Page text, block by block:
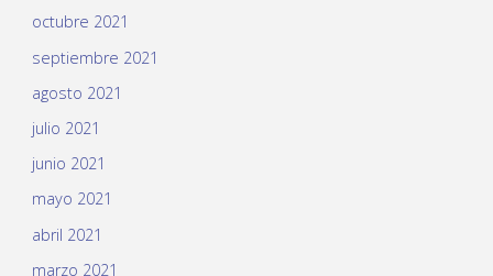
octubre 2021
septiembre 2021
agosto 2021
julio 2021
junio 2021
mayo 2021
abril 2021
marzo 2021